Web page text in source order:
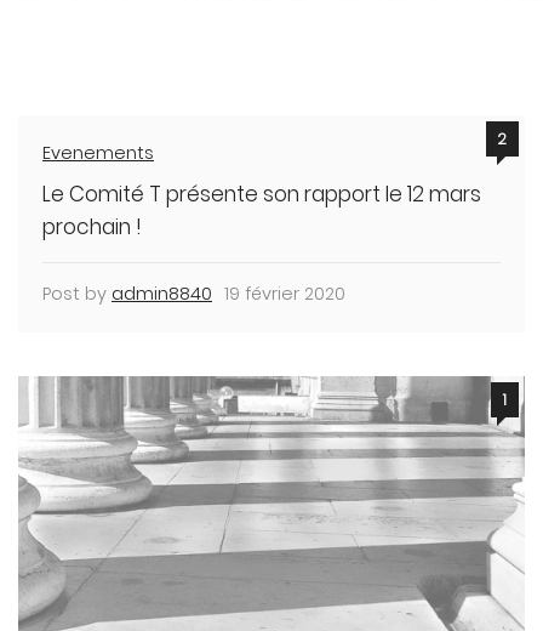
2
Evenements
Le Comité T présente son rapport le 12 mars
prochain !
Post by admin8840 19 février 2020
1